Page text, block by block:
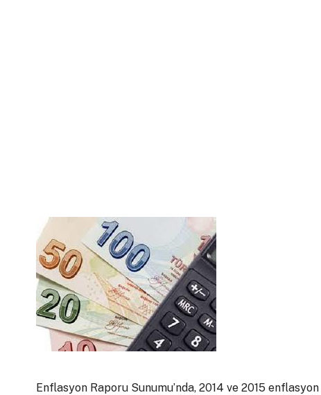
Enflasyon Raporu Sunumu’nda, 2014 ve 2015